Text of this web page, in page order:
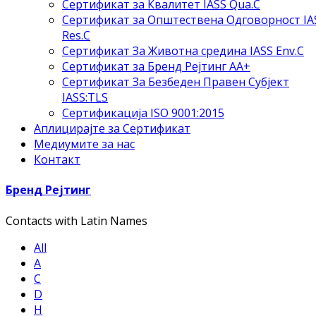
Сертификат за Квалитет IASS Qua.C
Сертификат за Општествена Одговорност
Res.C
Сертификат За Животна средина IASS Env.C
Сертификат за Бренд Рејтинг АА+
Сертификат За Безбеден Правен Субјект
IASS:TLS
Сертификација ISO 9001:2015
Аплицирајте за Сертификат
Медиумите за нас
Контакт
Бренд Рејтинг
Contacts with Latin Names
All
A
C
D
H